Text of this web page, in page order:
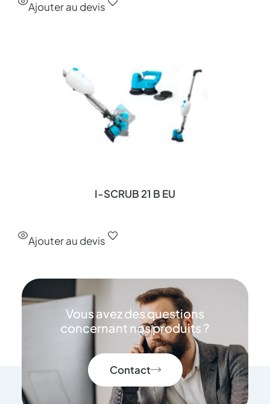
Ajouter au devis
I-SCRUB 21 B EU
Ajouter au devis
Vous avez des questions
concernant nos produits ?
Contact